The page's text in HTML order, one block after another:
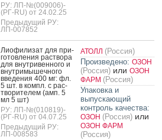
РУ: ЛП-№(009006)-
(РГ-RU) от 24.02.25
Предыдущий РУ:
ЛП-007852
Ли­офи­лизат для при­
готов­ле­ния рас­тво­ра
для внут­ри­вен­но­го и
внут­ри­мышеч­но­го
вве­дения 400 мг: фл.
5 шт. в компл. с рас­
тво­рите­лем (амп. 5
мл 5 шт)
РУ: ЛП-№(010819)-
(РГ-RU) от 04.07.25
Предыдущий РУ:
ЛП-008583
АТОЛЛ (Россия)
Произведено: ОЗОН
(Россия) или ОЗОН
ФАРМ (Россия)
Упаковка и
выпускающий
контроль качества:
ОЗОН (Россия) или
ОЗОН ФАРМ
(Россия)